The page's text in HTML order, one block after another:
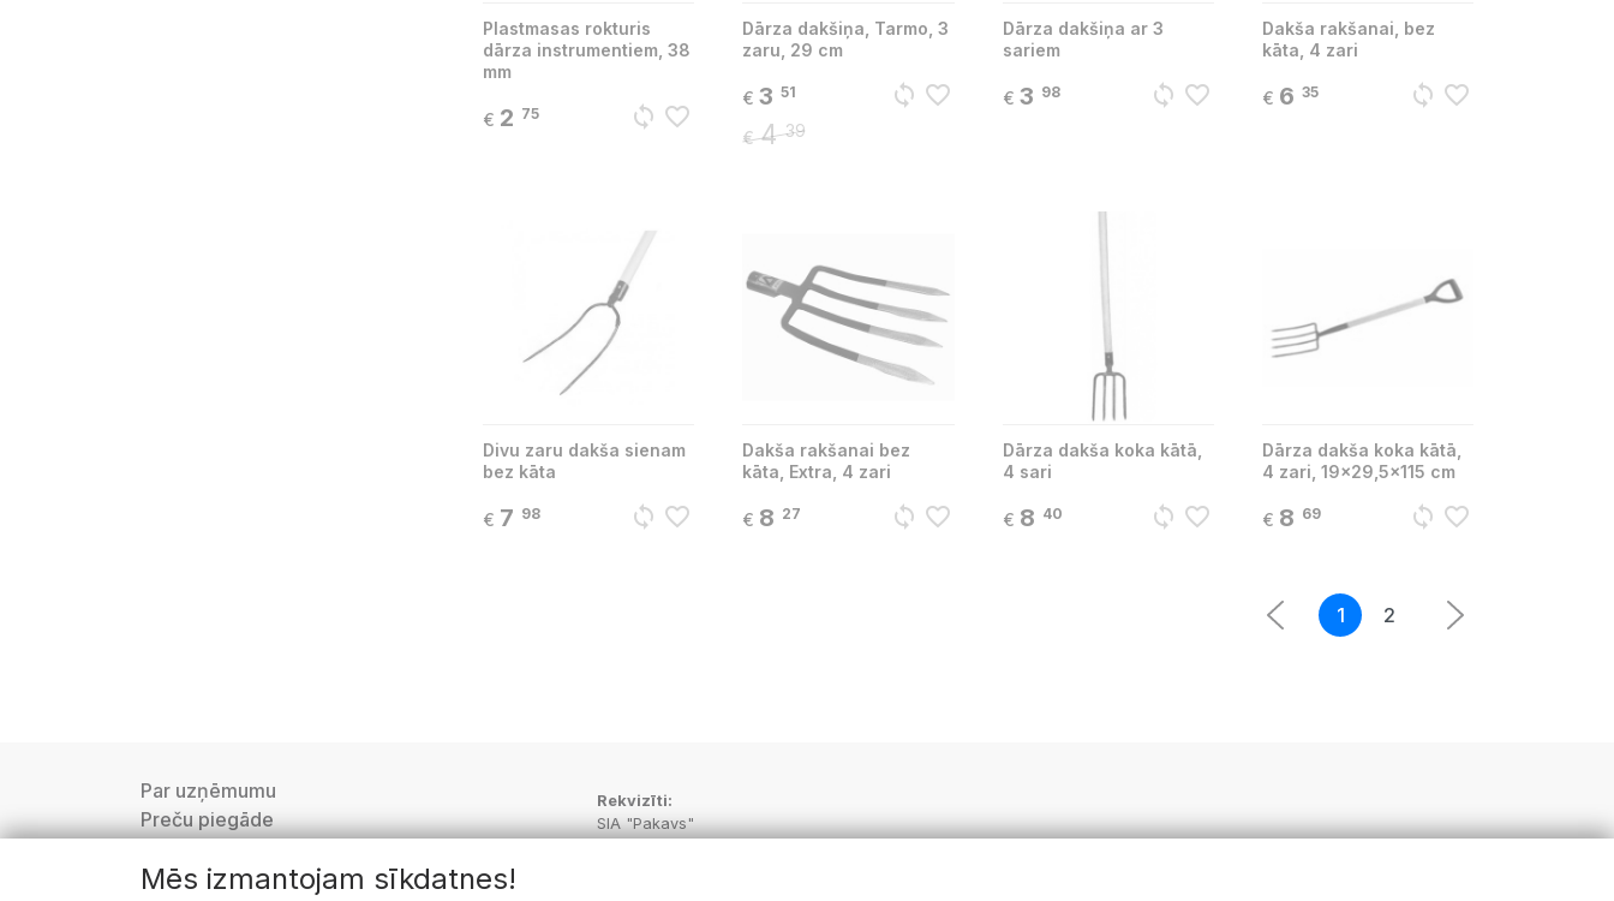
Plastmasas rokturis
dārza instrumentiem, 38
mm
€ 2 75 sync favorite_border
Dārza dakšiņa, Tarmo, 3
zaru, 29 cm
€ 3 51
€ 4 39
sync favorite_border
Dārza dakšiņa ar 3
sariem
€ 3 98 sync favorite_border
Dakša rakšanai, bez
kāta, 4 zari
€ 6 35 sync favorite_border
Divu zaru dakša sienam
bez kāta
€ 7 98 sync favorite_border
Dakša rakšanai bez
kāta, Extra, 4 zari
€ 8 27 sync favorite_border
Dārza dakša koka kātā,
4 sari
€ 8 40 sync favorite_border
Dārza dakša koka kātā,
4 zari, 19x29,5x115 cm
€ 8 69 sync favorite_border
1 2
Par uzņēmumu
Preču piegāde
Lietošanas noteikumi
Rekvizīti:
SIA "Pakavs"
Mēs izmantojam sīkdatnes!